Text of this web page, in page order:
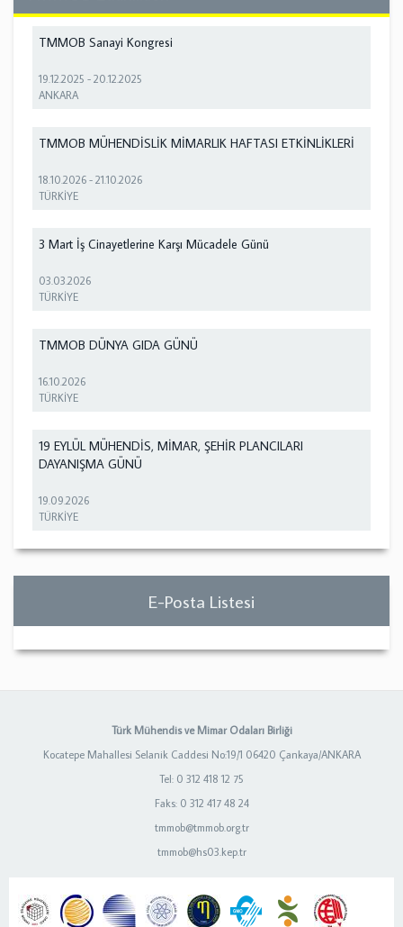
TMMOB Sanayi Kongresi
19.12.2025 -20.12.2025
ANKARA
TMMOB MÜHENDİSLİK MİMARLIK HAFTASI ETKİNLİKLERİ
18.10.2026 -21.10.2026
TÜRKİYE
3 Mart İş Cinayetlerine Karşı Mücadele Günü
03.03.2026
TÜRKİYE
TMMOB DÜNYA GIDA GÜNÜ
16.10.2026
TÜRKİYE
19 EYLÜL MÜHENDİS, MİMAR, ŞEHİR PLANCILARI
DAYANIŞMA GÜNÜ
19.09.2026
TÜRKİYE
E-Posta Listesi
Türk Mühendis ve Mimar Odaları Birliği
Kocatepe Mahallesi Selanik Caddesi No:19/1 06420 Çankaya/ANKARA
Tel: 0 312 418 12 75
Faks: 0 312 417 48 24
tmmob@tmmob.org.tr
tmmob@hs03.kep.tr